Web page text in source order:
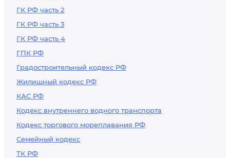
ГК РФ часть 2
ГК РФ часть 3
ГК РФ часть 4
ГПК РФ
Градостроительный кодекс РФ
Жилищный кодекс РФ
КАС РФ
Кодекс внутреннего водного транспорта
Кодекс торгового мореплавания РФ
Семейный кодекс
ТК РФ